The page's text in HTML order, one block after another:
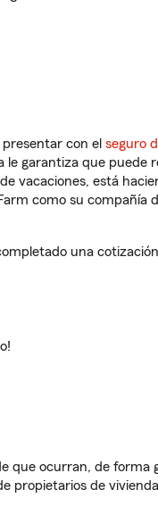
con el seguro
le garantiza que puede
vacaciones, está
como su compañía
una
que ocurran, de forma
propietarios de